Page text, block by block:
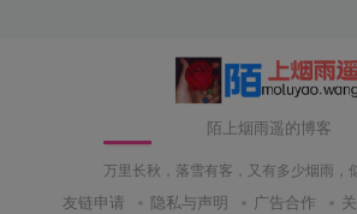
陌上烟雨遥的博客
万里长秋，落雪有客，又有多少烟雨，
友链申请 隐私与声明 广告合作